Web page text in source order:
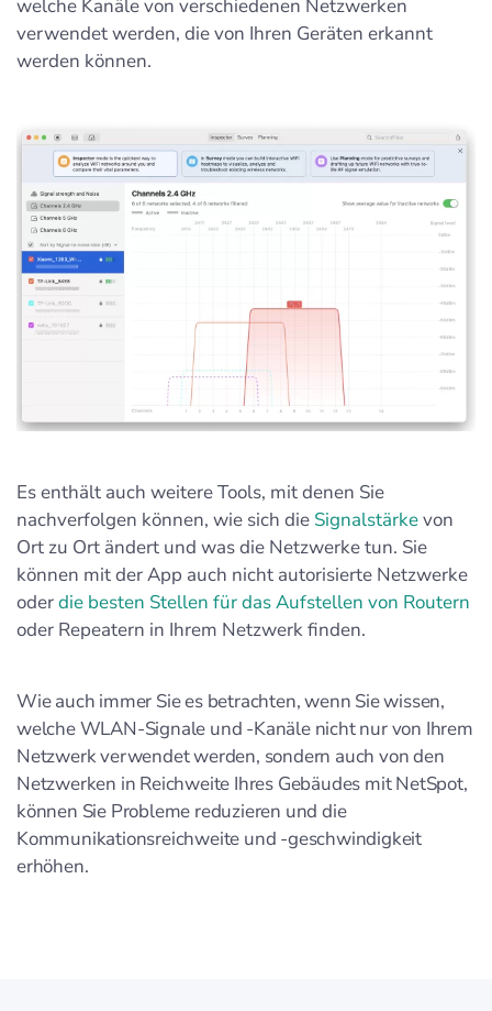
welche Kanäle von verschiedenen Netzwerken
verwendet werden, die von Ihren Geräten erkannt
werden können.
Es enthält auch weitere Tools, mit denen Sie
nachverfolgen können, wie sich die Signalstärkevon
Ort zu Ort ändert und was die Netzwerke tun. Sie
können mit der App auch nicht autorisierte Netzwerke
oderdie besten Stellen für das Aufstellen von Routern
oder Repeatern in Ihrem Netzwerk finden.
Wie auch immer Sie es betrachten, wenn Sie wissen,
welche WLAN-Signale und -Kanäle nicht nur von Ihrem
Netzwerk verwendet werden, sondern auch von den
Netzwerken in Reichweite Ihres Gebäudes mit NetSpot,
können Sie Probleme reduzieren und die
Kommunikationsreichweite und -geschwindigkeit
erhöhen.